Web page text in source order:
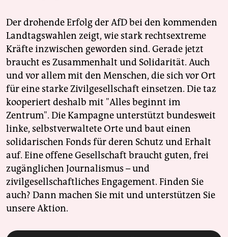
Der drohende Erfolg der AfD bei den kommenden
Landtagswahlen zeigt, wie stark rechtsextreme
Kräfte inzwischen geworden sind. Gerade jetzt
braucht es Zusammenhalt und Solidarität. Auch
und vor allem mit den Menschen, die sich vor Ort
für eine starke Zivilgesellschaft einsetzen. Die taz
kooperiert deshalb mit "Alles beginnt im
Zentrum". Die Kampagne unterstützt bundesweit
linke, selbstverwaltete Orte und baut einen
solidarischen Fonds für deren Schutz und Erhalt
auf. Eine offene Gesellschaft braucht guten, frei
zugänglichen Journalismus – und
zivilgesellschaftliches Engagement. Finden Sie
auch? Dann machen Sie mit und unterstützen Sie
unsere Aktion.